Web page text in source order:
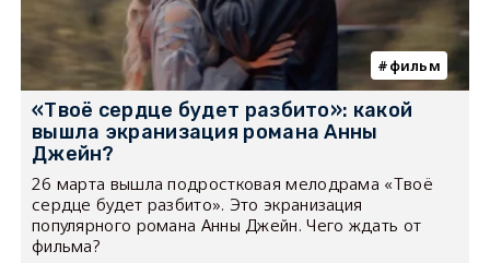
фильм
«Твоё сердце будет разбито»: какой
вышла экранизация романа Анны
Джейн?
26 марта вышла подростковая мелодрама «Твоё
сердце будет разбито». Это экранизация
популярного романа Анны Джейн. Чего ждать от
фильма?